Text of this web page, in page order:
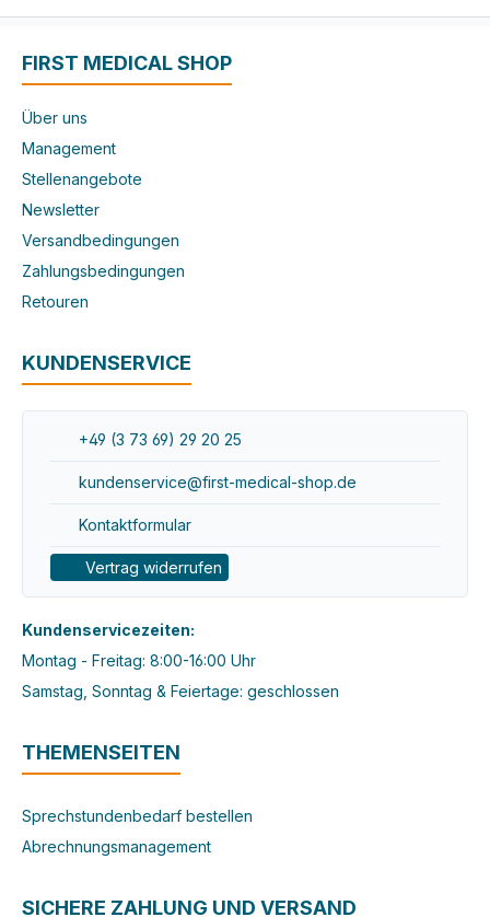
FIRST MEDICAL SHOP
Über uns
Management
Stellenangebote
Newsletter
Versandbedingungen
Zahlungsbedingungen
Retouren
KUNDENSERVICE
+49 (3 73 69) 29 20 25
kundenservice@first-medical-shop.de
Kontaktformular
Vertrag widerrufen
Kundenservicezeiten:
Montag - Freitag: 8:00-16:00 Uhr
Samstag, Sonntag & Feiertage: geschlossen
THEMENSEITEN
Sprechstundenbedarf bestellen
Abrechnungsmanagement
SICHERE ZAHLUNG UND VERSAND